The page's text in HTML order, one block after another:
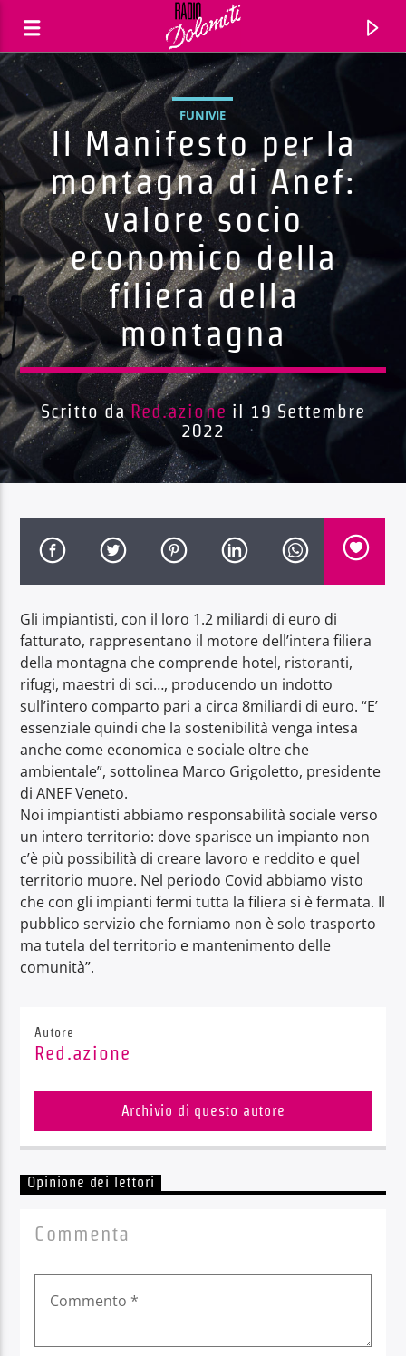
Traccia corrente
Titolo
Artista
Radio Dolomiti
FUNIVIE
Il Manifesto per la
montagna di Anef:
valore socio
economico della
filiera della
montagna
Scritto daRed.azione il 19 Settembre
2022
Gli impiantisti, con il loro 1.2 miliardi di euro di
fatturato, rappresentano il motore dell’intera filiera
della montagna che comprende hotel, ristoranti,
rifugi, maestri di sci…, producendo un indotto
sull’intero comparto pari a circa 8miliardi di euro. “E’
essenziale quindi che la sostenibilità venga intesa
anche come economica e sociale oltre che
ambientale”, sottolinea Marco Grigoletto, presidente
di ANEF Veneto.
Noi impiantisti abbiamo responsabilità sociale verso
un intero territorio: dove sparisce un impianto non
c’è più possibilità di creare lavoro e reddito e quel
territorio muore. Nel periodo Covid abbiamo visto
che con gli impianti fermi tutta la filiera si è fermata. Il
pubblico servizio che forniamo non è solo trasporto
ma tutela del territorio e mantenimento delle
comunità”.
Autore
Red.azione
Archivio di questo autore
Opinione dei lettori
Commenta